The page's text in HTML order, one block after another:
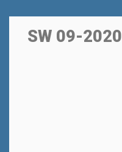
SW 09-2020